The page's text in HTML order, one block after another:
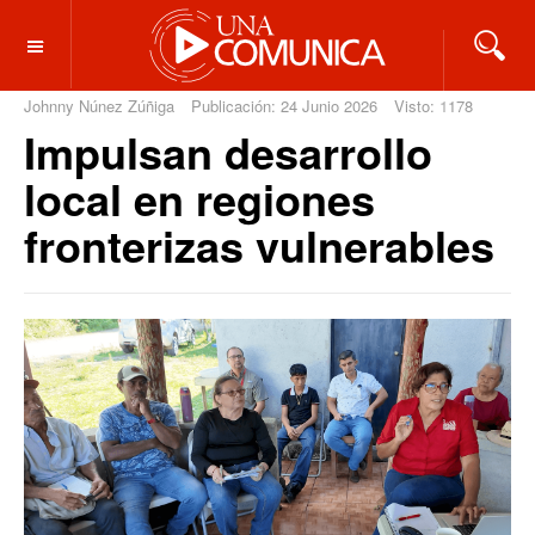
OFF CANVAS
Johnny Núnez Zúñiga Publicación: 24 Junio 2026 Visto: 1178
Impulsan desarrollo
local en regiones
fronterizas vulnerables